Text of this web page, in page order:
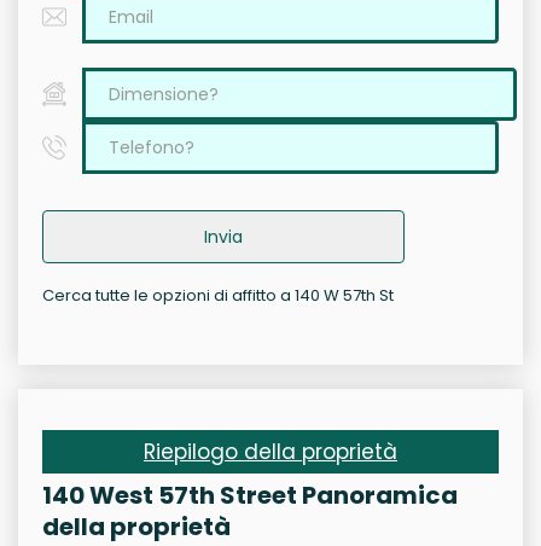
Invia
Cerca tutte le opzioni di affitto a 140 W 57th St
Riepilogo della proprietà
140 West 57th Street Panoramica
della proprietà